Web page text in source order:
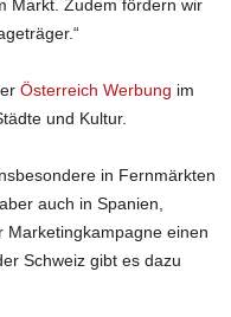
Markt. Zudem fördern wir
Österreich Werbung im
und Kultur.
in Fernmärkten
auch in Spanien,
Marketingkampagne einen
Schweiz gibt es dazu